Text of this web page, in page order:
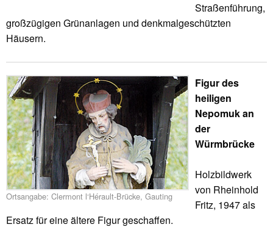
Straßenführung,
großzügigen Grünanlagen und denkmalgeschützten
Häusern.
Ortsangabe: Clermont l‘Hérault-Brücke, Gauting
Figur des
heiligen
Nepomuk an
der
Würmbrücke
Holzbildwerk
von Rheinhold
Fritz, 1947 als
Ersatz für eine ältere Figur geschaffen.